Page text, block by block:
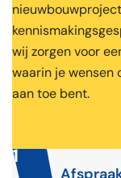
wij zorgen voor
waarin je wensen
aan toe bent.
1